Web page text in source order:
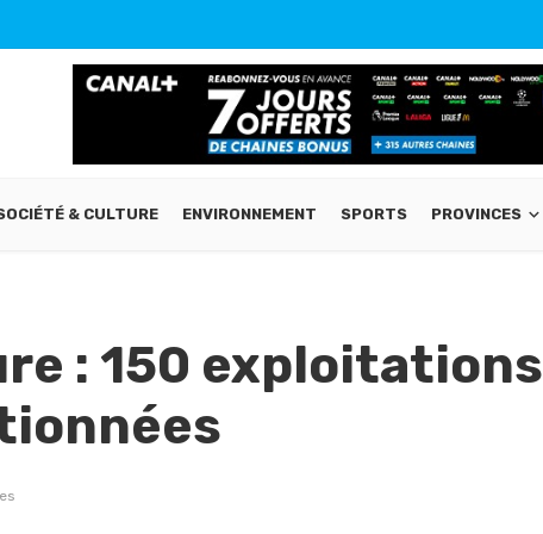
& CULTURE ENVIRONNEMENT SPORTS PROVINCES
: 150 exploitations